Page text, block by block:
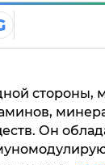
стороны,
Он